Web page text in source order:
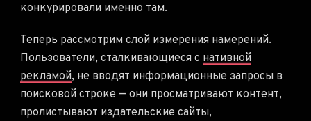
конкурировали именно там.
Теперь рассмотрим слой измерения намерений.
Пользователи, сталкивающиеся с нативной
рекламой, не вводят информационные запросы в
поисковой строке — они просматривают контент,
пролистывают издательские сайты,